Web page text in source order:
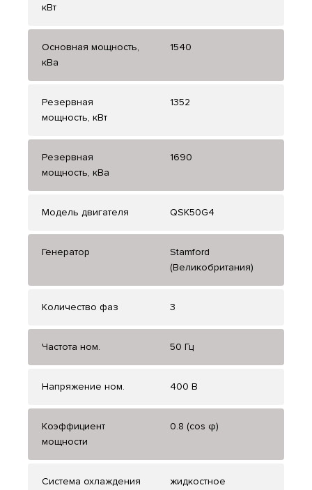
кВт
Основная мощность,
кВа
1540
Резервная
мощность, кВт
1352
Резервная
мощность, кВа
1690
Модель двигателя QSK50G4
Генератор
Stamford
(Великобритания)
Количество фаз 3
Частота ном. 50 Гц
Напряжение ном. 400 В
Коэффициент
мощности
0.8 (cos φ)
Система охлаждения жидкостное